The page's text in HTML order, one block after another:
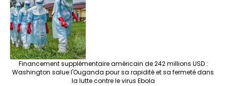
Financement supplémentaire américain de 242 millions USD :
Washington salue l'Ouganda pour sa rapidité et sa fermeté dans
la lutte contre le virus Ebola